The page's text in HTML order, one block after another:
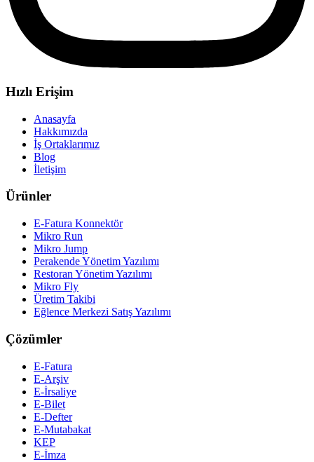
Hızlı Erişim
Anasayfa
Hakkımızda
İş Ortaklarımız
Blog
İletişim
Ürünler
E-Fatura Konnektör
Mikro Run
Mikro Jump
Perakende Yönetim Yazılımı
Restoran Yönetim Yazılımı
Mikro Fly
Üretim Takibi
Eğlence Merkezi Satış Yazılımı
Çözümler
E-Fatura
E-Arşiv
E-İrsaliye
E-Bilet
E-Defter
E-Mutabakat
KEP
E-İmza